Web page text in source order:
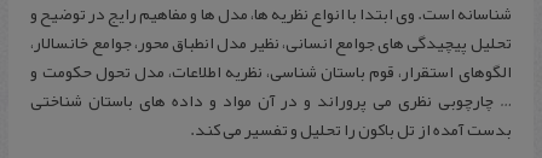
شناسانه است. وی ابتدا با انواع نظریه ها، مدل ها و مفاهیم رایج در توضیح و
تحلیل پیچیدگی های جوامع انسانی، نظیر مدل انطباق محور، جوامع خانسالار،
الگوهای استقرار، قوم باستان شناسی، نظریه اطلاعات، مدل تحول حکومت و
… چارچوبی نظری می پروراند و در آن مواد و داده های باستان شناختی
بدست آمده از تل باکون را تحلیل و تفسیر می کند.